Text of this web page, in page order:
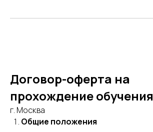
Договор-оферта на
прохождение обучения
г. Москва
Общие положения